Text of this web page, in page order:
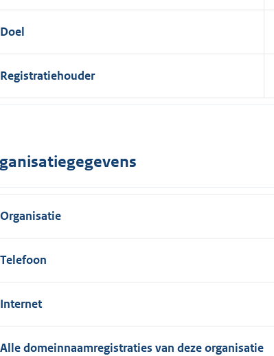
Doel
Registratiehouder
Organisatie
Telefoon
Internet
Alle domeinnaamregistraties van deze organisatie